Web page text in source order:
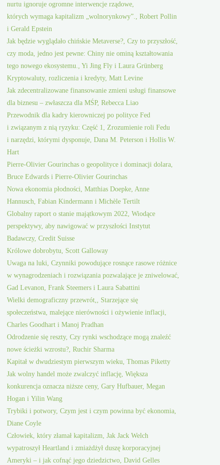
nurtu ignoruje ogromne interwencje rządowe,
których wymaga kapitalizm „wolnorynkowy”., Robert Pollin
i Gerald Epstein
Jak będzie wyglądało chińskie Metaverse?, Czy to przyszłość,
czy moda, jedno jest pewne: Chiny nie ominą kształtowania
tego nowego ekosystemu., Yi Jing Fly i Laura Grünberg
Kryptowaluty, rozliczenia i kredyty, Matt Levine
Jak zdecentralizowane finansowanie zmieni usługi finansowe
dla biznesu – zwłaszcza dla MŚP, Rebecca Liao
Przewodnik dla kadry kierowniczej po polityce Fed
i związanym z nią ryzyku: Część 1, Zrozumienie roli Fedu
i narzędzi, którymi dysponuje, Dana M. Peterson i Hollis W.
Hart
Pierre-Olivier Gourinchas o geopolityce i dominacji dolara,
Bruce Edwards i Pierre-Olivier Gourinchas
Nowa ekonomia płodności, Matthias Doepke, Anne
Hannusch, Fabian Kindermann i Michèle Tertilt
Globalny raport o stanie majątkowym 2022, Wiodące
perspektywy, aby nawigować w przyszłości Instytut
Badawczy, Credit Suisse
Królowe dobrobytu, Scott Galloway
Uwaga na luki, Czynniki powodujące rosnące rasowe różnice
w wynagrodzeniach i rozwiązania pozwalające je zniwelować,
Gad Levanon, Frank Steemers i Laura Sabattini
Wielki demograficzny przewrót,, Starzejące się
społeczeństwa, malejące nierówności i ożywienie inflacji,
Charles Goodhart i Manoj Pradhan
Odrodzenie się reszty, Czy rynki wschodzące mogą znaleźć
nowe ścieżki wzrostu?, Ruchir Sharma
Kapitał w dwudziestym pierwszym wieku, Thomas Piketty
Jak wolny handel może zwalczyć inflację, Większa
konkurencja oznacza niższe ceny, Gary Hufbauer, Megan
Hogan i Yilin Wang
Trybiki i potwory, Czym jest i czym powinna być ekonomia,
Diane Coyle
Człowiek, który złamał kapitalizm, Jak Jack Welch
wypatroszył Heartland i zmiażdżył duszę korporacyjnej
Ameryki – i jak cofnąć jego dziedzictwo, David Gelles